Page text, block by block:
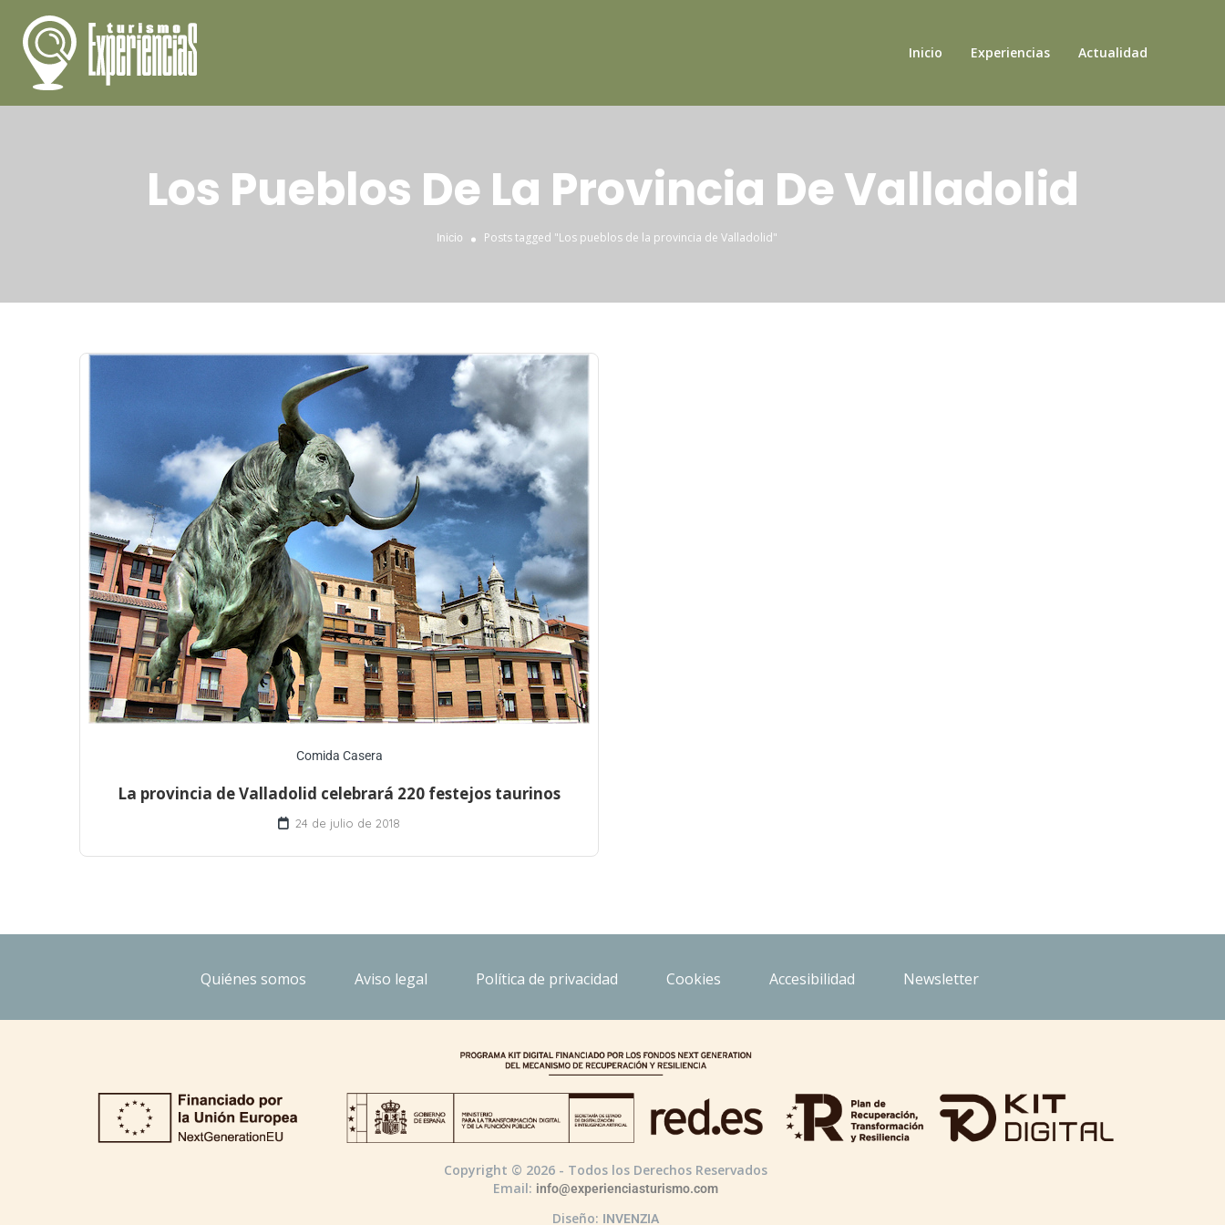
Inicio Experiencias Actualidad
Los Pueblos De La Provincia De Valladolid
Inicio Posts tagged "Los pueblos de la provincia de Valladolid"
Comida Casera
La provincia de Valladolid celebrará 220 festejos taurinos
24 de julio de 2018
Quiénes somos Aviso legal Política de privacidad Cookies Accesibilidad Newsletter
Copyright © 2026 - Todos los Derechos Reservados
Email: info@experienciasturismo.com
Diseño: INVENZIA